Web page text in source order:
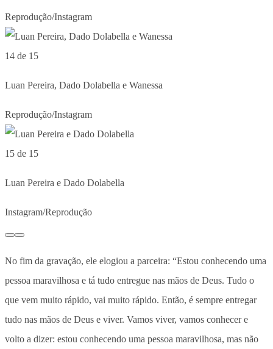
Reprodução/Instagram
14 de 15
Luan Pereira, Dado Dolabella e Wanessa
Reprodução/Instagram
15 de 15
Luan Pereira e Dado Dolabella
Instagram/Reprodução
No fim da gravação, ele elogiou a parceira: “Estou conhecendo uma
pessoa maravilhosa e tá tudo entregue nas mãos de Deus. Tudo o
que vem muito rápido, vai muito rápido. Então, é sempre entregar
tudo nas mãos de Deus e viver. Vamos viver, vamos conhecer e
volto a dizer: estou conhecendo uma pessoa maravilhosa, mas não